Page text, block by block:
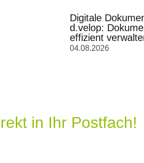
Digitale
d.velop:
effizient
04.08.2026
in Ihr Postfach!